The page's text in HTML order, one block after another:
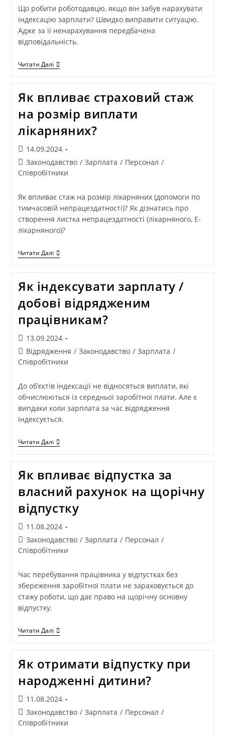
Що робити роботодавцю, якщо він забув нарахувати
індексацію зарплати? Швидко виправити ситуацію.
Адже за її ненарахування передбачена
відповідальність.
Читати Далі
Як впливає страховий стаж
на розмір виплати
лікарняних?
14.09.2024
Законодавство / Зарплата / Персонал /
Співробітники
Як впливає стаж на розмір лікарняних (допомоги по
тимчасовій непрацездатності)? Як дізнатись про
створення листка непрацездатності (лікарняного, Е-
лікарняного)?
Читати Далі
Як індексувати зарплату /
добові відрядженим
працівникам?
13.09.2024
Відрядження / Законодавство / Зарплата /
Співробітники
До об’єктів індексації не відносяться виплати, які
обчислюються із середньої заробітної плати. Але є
випдаки коли зарплата за час відрядження
індексується.
Читати Далі
Як впливає відпустка за
власний рахунок на щорічну
відпустку
11.08.2024
Законодавство / Зарплата / Персонал /
Співробітники
Час перебування працівника у відпустках без
збереження заробітної плати не зараховується до
стажу роботи, що дає право на щорічну основну
відпустку.
Читати Далі
Як отримати відпустку при
народженні дитини?
11.08.2024
Законодавство / Зарплата / Персонал /
Співробітники